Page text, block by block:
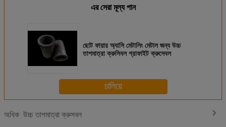
এর সেরা মূল্য পান
ছোট ফায়ার অ্যাসি মেটালিং মেটাল জন্য উচ্চ
তাপমাত্রা ক্রুসিবল গ্রাফাইট ক্রুসেবল
চালিয়ে
অধিক উচ্চ তাপমাত্রা ক্রুসবল